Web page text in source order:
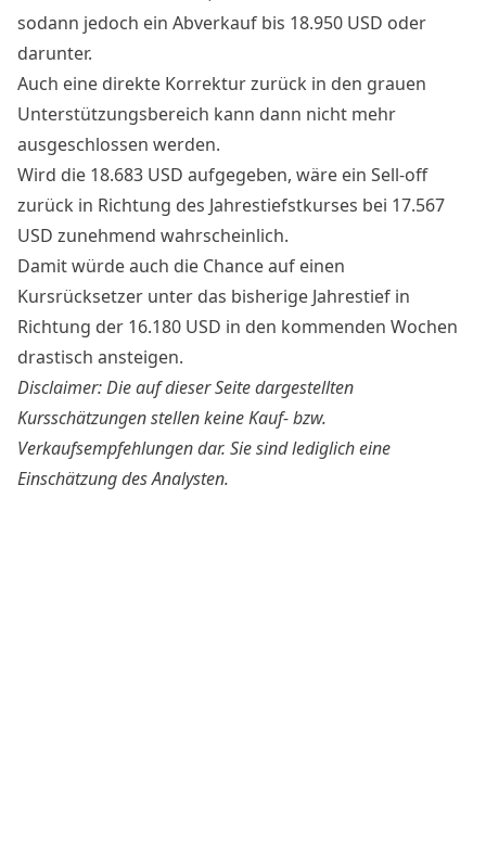
sodann jedoch ein Abverkauf bis 18.950 USD oder
darunter.
Auch eine direkte Korrektur zurück in den grauen
Unterstützungsbereich kann dann nicht mehr
ausgeschlossen werden.
Wird die 18.683 USD aufgegeben, wäre ein Sell-off
zurück in Richtung des Jahrestiefstkurses bei 17.567
USD zunehmend wahrscheinlich.
Damit würde auch die Chance auf einen
Kursrücksetzer unter das bisherige Jahrestief in
Richtung der 16.180 USD in den kommenden Wochen
drastisch ansteigen.
Disclaimer: Die auf dieser Seite dargestellten
Kursschätzungen stellen keine Kauf- bzw.
Verkaufsempfehlungen dar. Sie sind lediglich eine
Einschätzung des Analysten.